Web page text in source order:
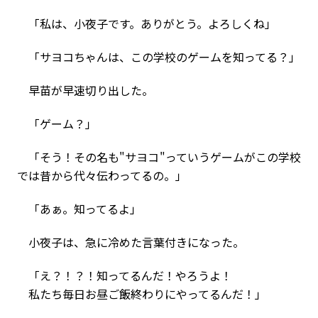
「私は、小夜子です。ありがとう。よろしくね」
「サヨコちゃんは、この学校のゲームを知ってる？」
早苗が早速切り出した。
「ゲーム？」
「そう！その名も"サヨコ"っていうゲームがこの学校
では昔から代々伝わってるの。」
「あぁ。知ってるよ」
小夜子は、急に冷めた言葉付きになった。
「え？！？！知ってるんだ！やろうよ！
私たち毎日お昼ご飯終わりにやってるんだ！」